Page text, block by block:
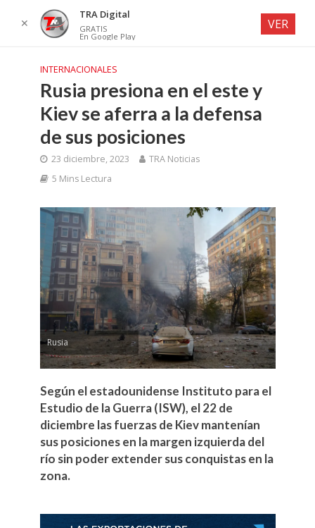
INTERNACIONALES
Rusia presiona en el este y
Kiev se aferra a la defensa
de sus posiciones
23 diciembre, 2023
TRA Noticias
5 Mins Lectura
Rusia
Según el estadounidense Instituto para el
Estudio de la Guerra (ISW), el 22 de
diciembre las fuerzas de Kiev mantenían
sus posiciones en la margen izquierda del
río sin poder extender sus conquistas en la
zona.
✕
TRA Digital
GRATIS
En Google Play
VER